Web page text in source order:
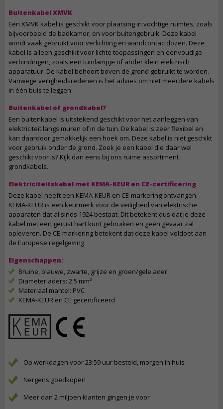
Buitenkabel XMVK
Een XMVK kabel is geschikt voor plaatsing in vochtige ruimtes, zoals
bijvoorbeeld de badkamer, en voor buitengebruik. Deze kabel
wordt vaak gebruikt voor verlichting en wandcontactdozen. Deze
kabel is alleen geschikt voor lichte toepassingen en eenvoudige
verbindingen, zoals een tuinlampje of ander klein elektrisch
apparatuur. De kabel behoort boven de grond gebruikt te worden.
Vanwege veiligheidsredenen is het advies om niet meerdere kabels
in één buis te leggen.
Buitenkabel of grondkabel?
Een buitenkabel is uitstekend geschikt voor het aanleggen van
elektriciteit langs muren of in de tuin. De kabel is zeer flexibel en
kan daardoor gemakkelijk een hoek om. Deze kabel is niet geschikt
voor gebruik onder de grond. Zoek je een kabel die daar wel
geschikt voor is? Kijk dan eens bij ons ruime assortiment
grondkabels.
Elektriciteitskabel met KEMA-KEUR en CE-certificering
Deze kabel heeft een KEMA-KEUR en CE-markering ontvangen.
KEMA-KEUR is een keurmerk voor de veiligheid van elektrische
apparaten dat al sinds 1924 bestaat. Dit betekent dus dat je deze
kabel met een gerust hart kunt gebruiken en geen gevaar zal
opleveren. De CE-markering betekent dat deze kabel voldoet aan
de Europese regelgeving.
Eigenschappen:
Bruine, blauwe, zwarte, grijze en groen/gele ader
Diameter aders: 2.5 mm²
Materiaal mantel: PVC
KEMA-KEUR en CE gecertificeerd
Op werkdagen voor 23:59 uur besteld, morgen in huis
Nergens goedkoper!
Meer dan 2 miljoen klanten gingen je voor